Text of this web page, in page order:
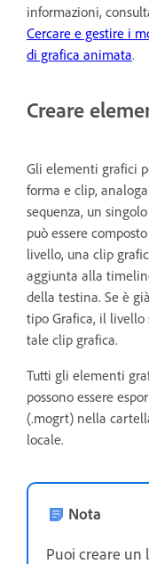
informazioni,
Cercare e gestire i
di grafica animata.
Creare
Gli elementi grafici
forma e clip,
sequenza, un
può essere
livello, una clip
aggiunta alla
della testina. Se è
tipo Grafica, il livello
tale clip grafica.
Tutti gli elementi
possono essere
(.mogrt) nella
locale.
Nota
Puoi creare un